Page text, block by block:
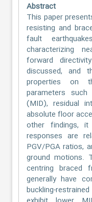
Abstract
This paper
resisting and
fault
characterizing
forward
discussed, and
properties on
parameters
(MID), residual
absolute floor
other findings,
responses are
PGV/PGA ratios,
ground motions.
centring braced
generally have
buckling-